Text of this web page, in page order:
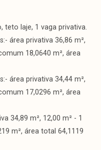
teto laje, 1 vaga privativa.
área privativa 36,86 m²,
18,0640 m², área
área privativa 34,44 m²,
17,0296 m², área
34,89 m², 12,00 m² - 1
m², área total 64,1119